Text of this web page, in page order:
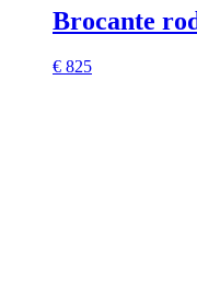
Brocante
€ 825